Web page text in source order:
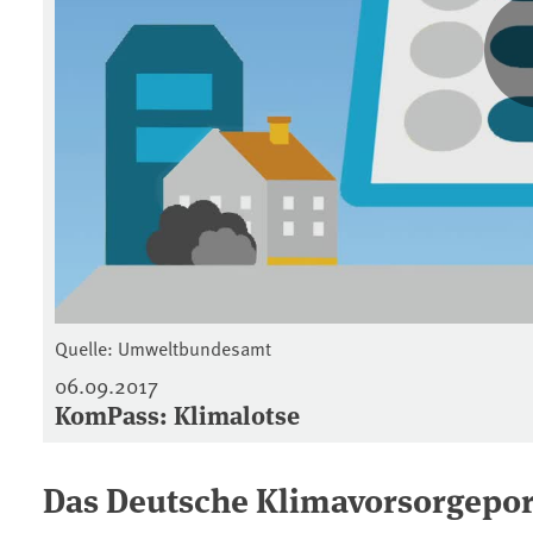
Quelle: Umweltbundesamt
06.09.2017
KomPass: Klimalotse
Das Deutsche